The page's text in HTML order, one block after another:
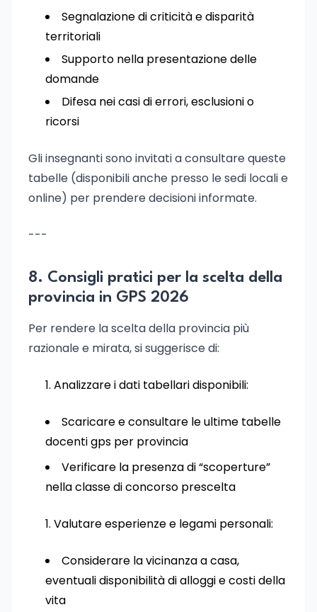
Segnalazione di criticità e disparità
territoriali
Supporto nella presentazione delle
domande
Difesa nei casi di errori, esclusioni o
ricorsi
Gli insegnanti sono invitati a consultare queste
tabelle (disponibili anche presso le sedi locali e
online) per prendere decisioni informate.
---
8. Consigli pratici per la scelta della
provincia in GPS 2026
Per rendere la scelta della provincia più
razionale e mirata, si suggerisce di:
Analizzare i dati tabellari disponibili:
Scaricare e consultare le ultime tabelle
docenti gps per provincia
Verificare la presenza di “scoperture”
nella classe di concorso prescelta
Valutare esperienze e legami personali:
Considerare la vicinanza a casa,
eventuali disponibilità di alloggi e costi della
vita